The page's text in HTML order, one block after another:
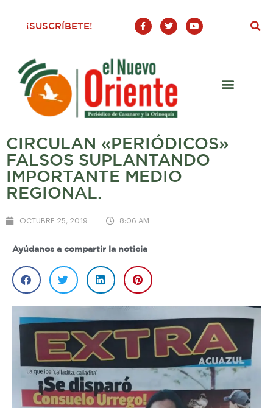
¡SUSCRÍBETE!
F
a
c
o
o
-
T
w
i
Y
o
u
CIRCULAN «PERIÓDICOS»
FALSOS SUPLANTANDO
IMPORTANTE MEDIO
REGIONAL.
OCTUBRE 25, 2019 8:06 AM
Ayúdanos a compartir la noticia